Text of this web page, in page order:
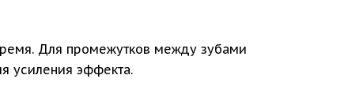
Для промежутков между зубами
усиления эффекта.